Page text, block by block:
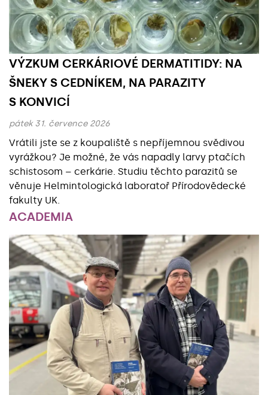
VÝZKUM CERKÁRIOVÉ DERMATITIDY: NA
ŠNEKY S CEDNÍKEM, NA PARAZITY
S KONVICÍ
pátek 31. července 2026
Vrátili jste se z koupaliště s nepříjemnou svědivou
vyrážkou? Je možné, že vás napadly larvy ptačích
schistosom – cerkárie. Studiu těchto parazitů se
věnuje Helmintologická laboratoř Přírodovědecké
fakulty UK.
ACADEMIA
Základní údaje